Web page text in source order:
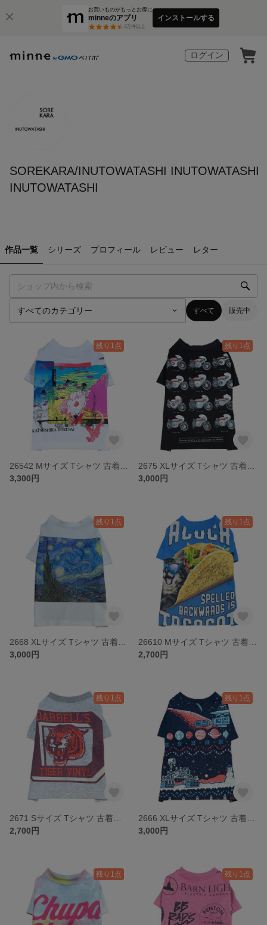
お買いものがもっとお得に
minneのアプリ
3万件以上
インストールする
ログイン
SOREKARA/INUTOWATASHI INUTOWATASHI
INUTOWATASHI
作品一覧 シリーズ プロフィール レビュー レター
すべて 販売中
残り1点
3,300円
残り1点
3,000円
残り1点
3,000円
残り1点
2,700円
残り1点
2,700円
残り1点
3,000円
残り1点 残り1点